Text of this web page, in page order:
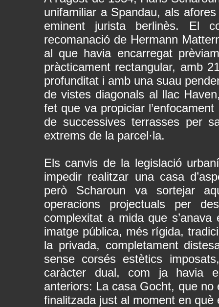
unifamiliar a Spandau, als
eminent jurista berlinès. El
recomanació de Hermann
al que havia encarregat
pràcticament rectangular, amb
profunditat i amb una suau
de vistes diagonals al llac
fet que va propiciar
de successives terrasses per
extrems de la parcel·la.
Els canvis de la legislació
impedir realitzar una casa
però Scharoun va sortejar
operacions projectuals per
complexitat a mida que
imatge pública, més rígida,
la privada, completament
sense corsés estètics
caràcter dual, com ja havia
anteriors: La casa Gocht, que
finalitzada just al moment en